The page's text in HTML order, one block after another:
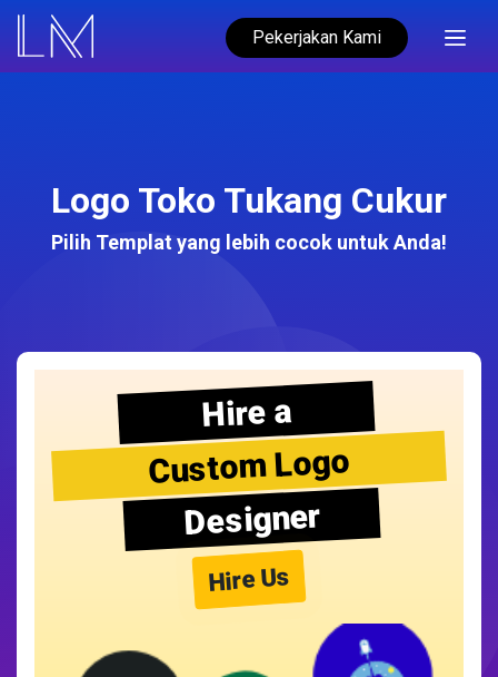
Pekerjakan Kami
Logo Toko Tukang Cukur
Pilih Templat yang lebih cocok untuk Anda!
Hire a
Custom Logo
Designer
Hire Us